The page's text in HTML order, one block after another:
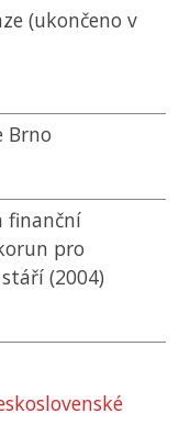
(ukončeno v
Brno
finanční
pro
(2004)